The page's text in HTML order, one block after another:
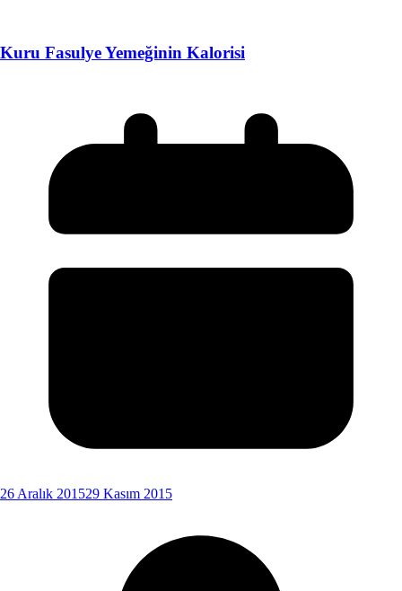
Kuru Fasulye Yemeğinin Kalorisi
26 Aralık 201529 Kasım 2015